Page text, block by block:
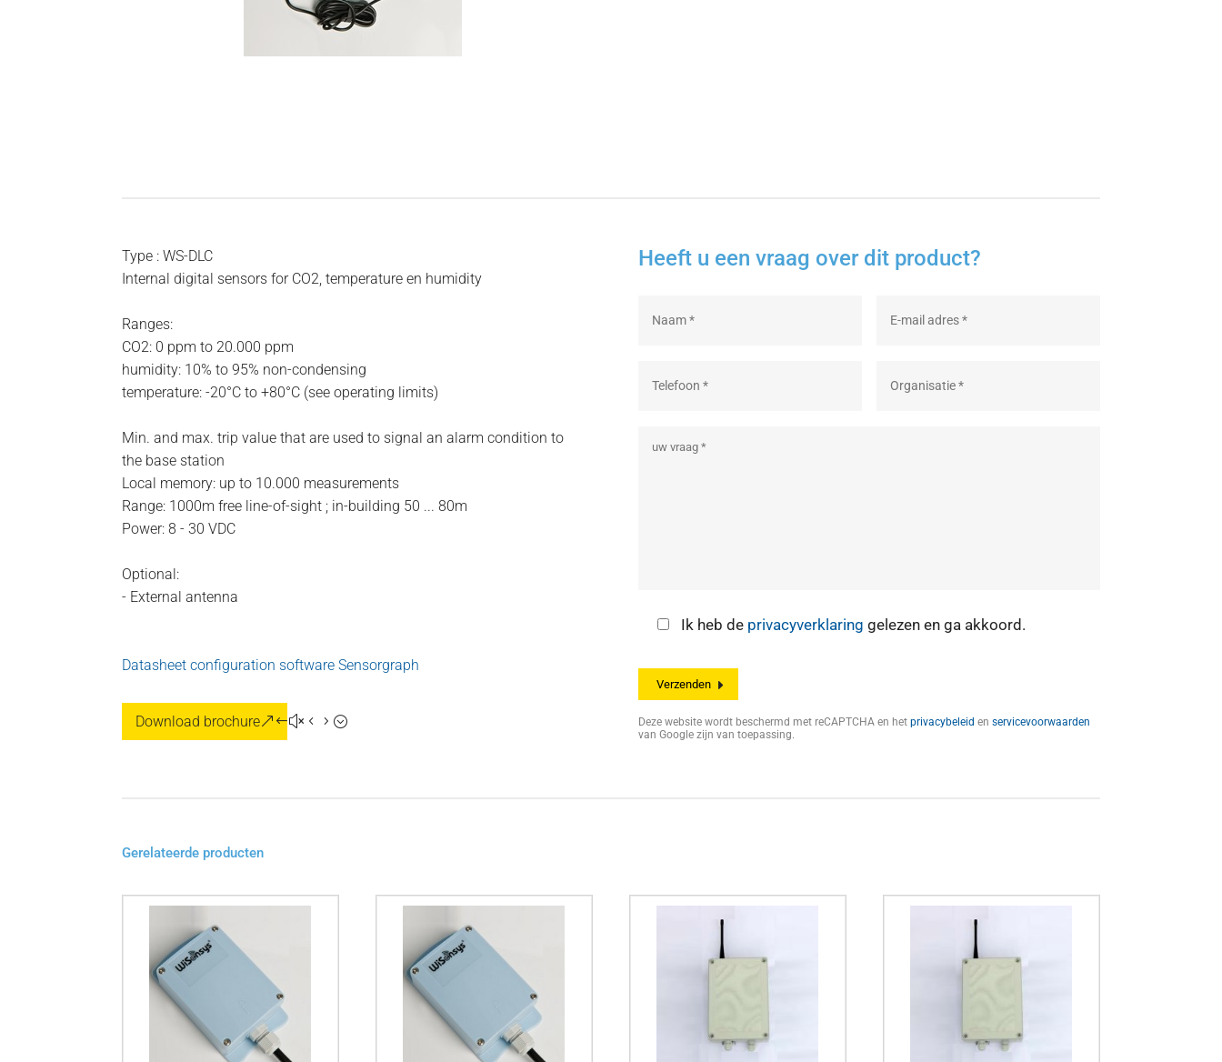
Type : WS-DLC
Internal digital sensors for CO2, temperature en humidity
Ranges:
CO2: 0 ppm to 20.000 ppm
humidity: 10% to 95% non-condensing
temperature: -20°C to +80°C (see operating limits)
Min. and max. trip value that are used to signal an alarm condition to
the base station
Local memory: up to 10.000 measurements
Range: 1000m free line-of-sight ; in-building 50 ... 80m
Power: 8 - 30 VDC
Optional:
- External antenna
Datasheet configuration software Sensorgraph
Download brochure
Heeft u een vraag over dit product?
Ik heb de privacyverklaring gelezen en ga akkoord.
Deze website wordt beschermd met reCAPTCHA en het privacybeleid en servicevoorwaarden
van Google zijn van toepassing.
Gerelateerde producten